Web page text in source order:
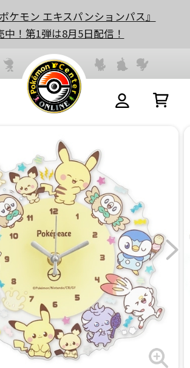
ケモン エキスパンションパス』
中！第1弾は8月5日配信！